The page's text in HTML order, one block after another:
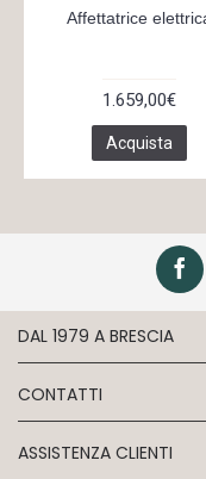
Affettatrice
1.659,00€
Acquista
DAL 1979 A BRESCIA
CONTATTI
ASSISTENZA CLIENTI